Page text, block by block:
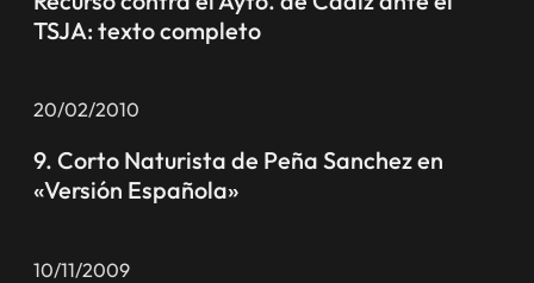
TSJA: texto completo
20/02/2010
9. Corto Naturista de Peña Sanchez en
«Versión Española»
10/11/2009